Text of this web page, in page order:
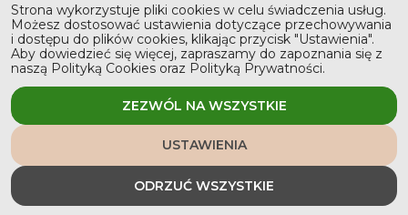
Opole
Gliwice
Płock
Bielsko-Biała
Elbląg
Ruda Śląska
Rybnik
Tarnów
Kalisz
Koszalin
Słupsk
Wszystkie prawa zastrzeżone © 2026 Stronawesela
Strona wykorzystuje pliki cookies w celu świadczenia usług.
Możesz dostosować ustawienia dotyczące przechowywania
i dostępu do plików cookies, klikając przycisk "Ustawienia".
Aby dowiedzieć się więcej, zapraszamy do zapoznania się z
naszą Polityką Cookies oraz Polityką Prywatności.
ZEZWÓL NA WSZYSTKIE
USTAWIENIA
ODRZUĆ WSZYSTKIE